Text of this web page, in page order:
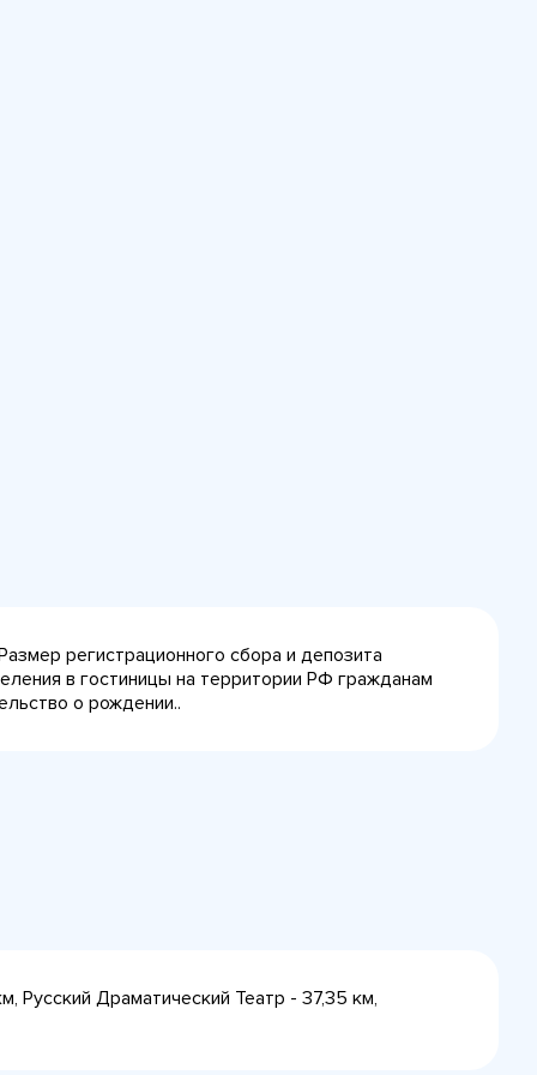
регистрационного сбора и депозита
в гостиницы на территории РФ гражданам
о рождении..
Русский Драматический Театр - 37,35 км,